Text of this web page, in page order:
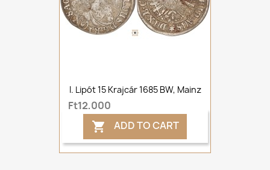
I. Lipót 15 Krajcár 1685 BW, Mainz
Ft12,000
 ADD TO CART